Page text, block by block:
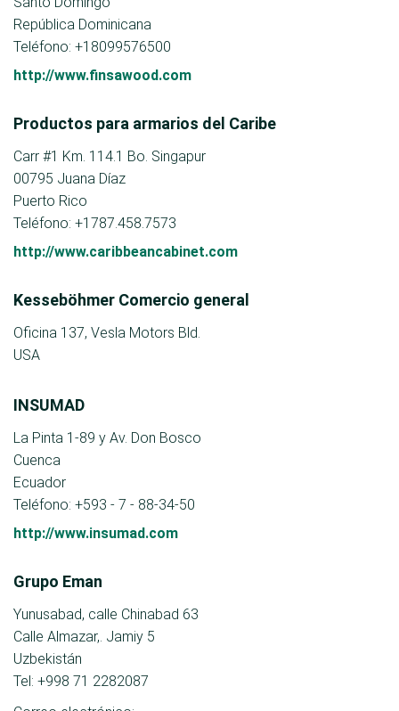
República Dominicana
Teléfono: +18099576500
http://www.finsawood.com
Productos para armarios del Caribe
Carr #1 Km. 114.1 Bo. Singapur
00795 Juana Díaz
Puerto Rico
Teléfono: +1787.458.7573
http://www.caribbeancabinet.com
Kesseböhmer Comercio general
Oficina 137, Vesla Motors Bld.
USA
INSUMAD
La Pinta 1-89 y Av. Don Bosco
Cuenca
Ecuador
Teléfono: +593 - 7 - 88-34-50
http://www.insumad.com
Grupo Eman
Yunusabad, calle Chinabad 63
Calle Almazar,. Jamiy 5
Uzbekistán
Tel: +998 71 2282087